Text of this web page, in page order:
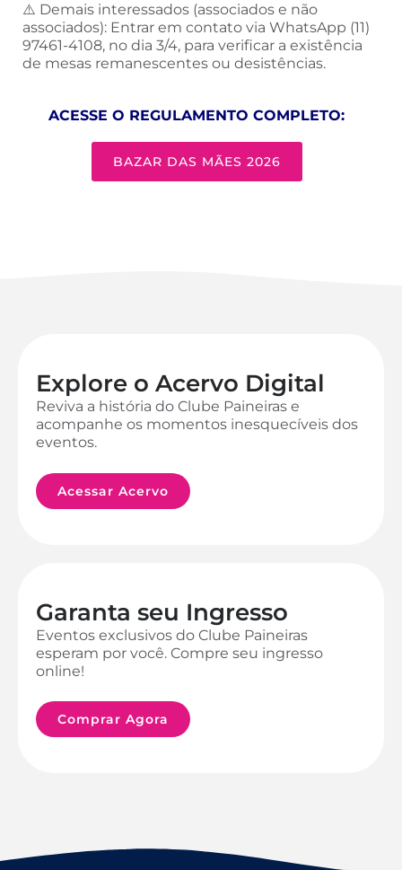
⚠️ Demais interessados (associados e não
associados): Entrar em contato via WhatsApp (11)
97461-4108, no dia 3/4, para verificar a existência
de mesas remanescentes ou desistências.
ACESSE O REGULAMENTO COMPLETO:
BAZAR DAS MÃES 2026
Explore o Acervo Digital
Reviva a história do Clube Paineiras e
acompanhe os momentos inesquecíveis dos
eventos.
Acessar Acervo
Garanta seu Ingresso
Eventos exclusivos do Clube Paineiras
esperam por você. Compre seu ingresso
online!
Comprar Agora